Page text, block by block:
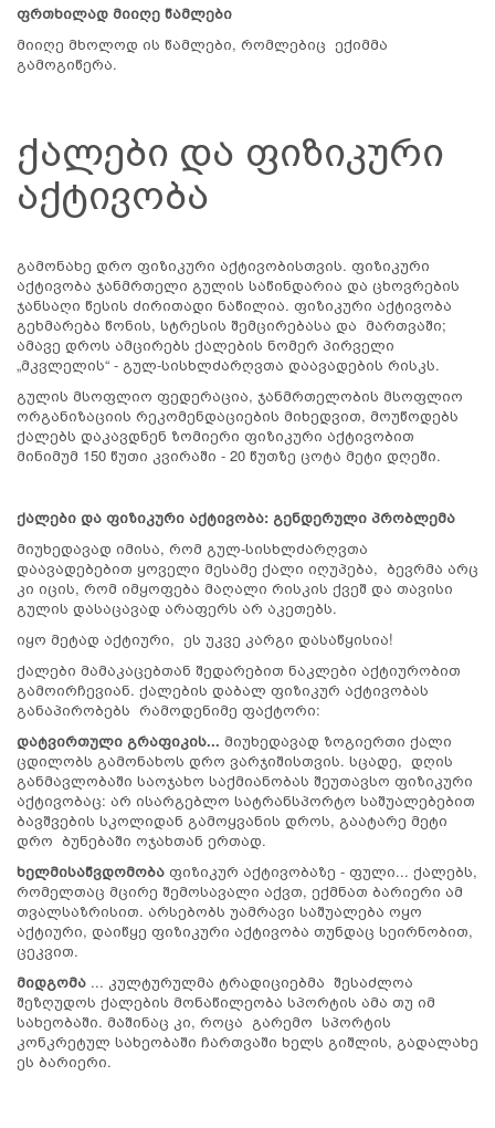
ფრთხილად მიიღე წამლები
მიიღე მხოლოდ ის წამლები, რომლებიც ექიმმა
გამოგიწერა.
ქალები და ფიზიკური
აქტივობა
გამონახე დრო ფიზიკური აქტივობისთვის. ფიზიკური
აქტივობა ჯანმრთელი გულის საწინდარია და ცხოვრების
ჯანსაღი წესის ძირითადი ნაწილია. ფიზიკური აქტივობა
გეხმარება წონის, სტრესის შემცირებასა და მართვაში;
ამავე დროს ამცირებს ქალების ნომერ პირველი
„მკვლელის“ - გულ-სისხლძარღვთა დაავადების რისკს.
გულის მსოფლიო ფედერაცია, ჯანმრთელობის მსოფლიო
ორგანიზაციის რეკომენდაციების მიხედვით, მოუწოდებს
ქალებს დაკავდნენ ზომიერი ფიზიკური აქტივობით
მინიმუმ 150 წუთი კვირაში - 20 წუთზე ცოტა მეტი დღეში.
ქალები და ფიზიკური აქტივობა: გენდერული პრობლემა
მიუხედავად იმისა, რომ გულ-სისხლძარღვთა
დაავადებებით ყოველი მესამე ქალი იღუპება, ბევრმა არც
კი იცის, რომ იმყოფება მაღალი რისკის ქვეშ და თავისი
გულის დასაცავად არაფერს არ აკეთებს.
იყო მეტად აქტიური, ეს უკვე კარგი დასაწყისია!
ქალები მამაკაცებთან შედარებით ნაკლები აქტიურობით
გამოირჩევიან. ქალების დაბალ ფიზიკურ აქტივობას
განაპირობებს რამოდენიმე ფაქტორი:
დატვირთული გრაფიკის... მიუხედავად ზოგიერთი ქალი
ცდილობს გამონახოს დრო ვარჯიშისთვის. სცადე, დღის
განმავლობაში საოჯახო საქმიანობას შეუთავსო ფიზიკური
აქტივობაც: არ ისარგებლო სატრანსპორტო საშუალებებით
ბავშვების სკოლიდან გამოყვანის დროს, გაატარე მეტი
დრო ბუნებაში ოჯახთან ერთად.
ხელმისაწვდომობა ფიზიკურ აქტივობაზე - ფული... ქალებს,
რომელთაც მცირე შემოსავალი აქვთ, ექმნათ ბარიერი ამ
თვალსაზრისით. არსებობს უამრავი საშუალება ოყო
აქტიური, დაიწყე ფიზიკური აქტივობა თუნდაც სეირნობით,
ცეკვით.
მიდგომა ... კულტურულმა ტრადიციებმა შესაძლოა
შეზღუდოს ქალების მონაწილეობა სპორტის ამა თუ იმ
სახეობაში. მაშინაც კი, როცა გარემო სპორტის
კონკრეტულ სახეობაში ჩართვაში ხელს გიშლის, გადალახე
ეს ბარიერი.